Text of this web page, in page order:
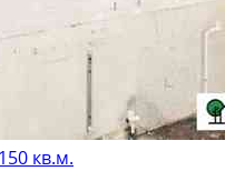
кв.м.